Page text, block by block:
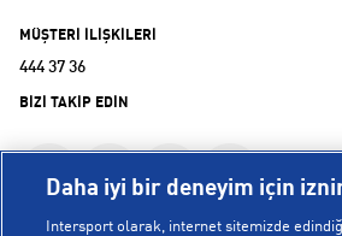
MÜŞTERİ İLİŞKİLERİ
444 37 36
BİZİ TAKİP EDİN
Daha iyi bir deneyim için
Intersport olarak, internet sitemizde